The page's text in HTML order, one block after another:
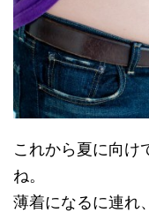
これから夏に向け
ね。
薄着になるに連れ